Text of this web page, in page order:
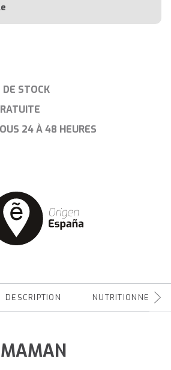
DE STOCK
24 À 48 HEURES
DESCRIPTION NUTRITIONNEL